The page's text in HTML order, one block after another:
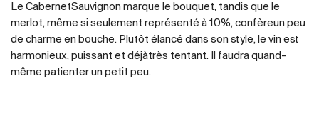
Le CabernetSauvignon marque le bouquet, tandis que le
merlot, même si seulement représenté à 10%, confèreun peu
de charme en bouche. Plutôt élancé dans son style, le vin est
harmonieux, puissant et déjàtrès tentant. Il faudra quand-
même patienter un petit peu.